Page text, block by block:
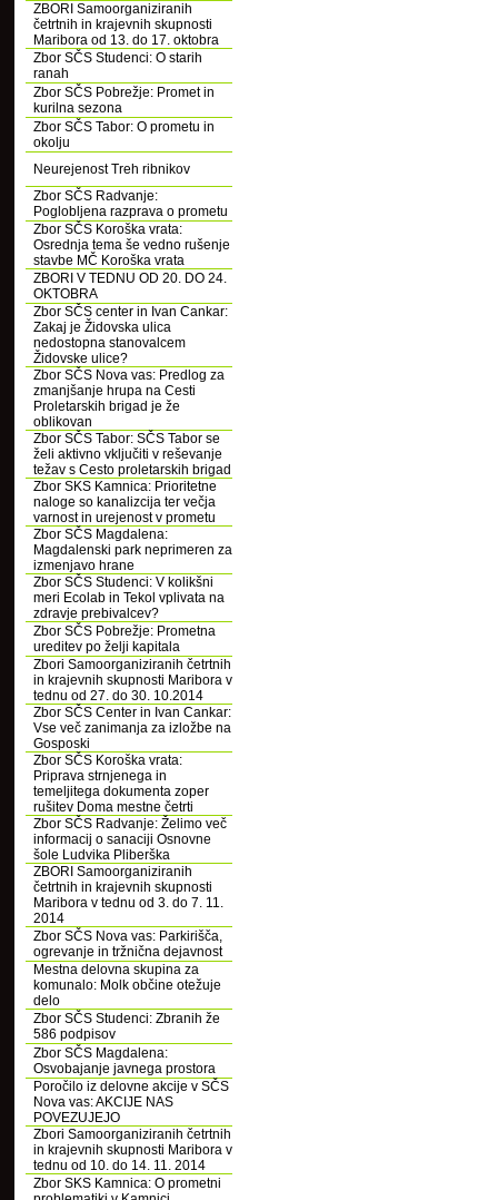
ZBORI Samoorganiziranih
četrtnih in krajevnih skupnosti
Maribora od 13. do 17. oktobra
Zbor SČS Studenci: O starih
ranah
Zbor SČS Pobrežje: Promet in
kurilna sezona
Zbor SČS Tabor: O prometu in
okolju
Neurejenost Treh ribnikov
Zbor SČS Radvanje:
Poglobljena razprava o prometu
Zbor SČS Koroška vrata:
Osrednja tema še vedno rušenje
stavbe MČ Koroška vrata
ZBORI V TEDNU OD 20. DO 24.
OKTOBRA
Zbor SČS center in Ivan Cankar:
Zakaj je Židovska ulica
nedostopna stanovalcem
Židovske ulice?
Zbor SČS Nova vas: Predlog za
zmanjšanje hrupa na Cesti
Proletarskih brigad je že
oblikovan
Zbor SČS Tabor: SČS Tabor se
želi aktivno vključiti v reševanje
težav s Cesto proletarskih brigad
Zbor SKS Kamnica: Prioritetne
naloge so kanalizcija ter večja
varnost in urejenost v prometu
Zbor SČS Magdalena:
Magdalenski park neprimeren za
izmenjavo hrane
Zbor SČS Studenci: V kolikšni
meri Ecolab in Tekol vplivata na
zdravje prebivalcev?
Zbor SČS Pobrežje: Prometna
ureditev po želji kapitala
Zbori Samoorganiziranih četrtnih
in krajevnih skupnosti Maribora v
tednu od 27. do 30. 10.2014
Zbor SČS Center in Ivan Cankar:
Vse več zanimanja za izložbe na
Gosposki
Zbor SČS Koroška vrata:
Priprava strnjenega in
temeljitega dokumenta zoper
rušitev Doma mestne četrti
Zbor SČS Radvanje: Želimo več
informacij o sanaciji Osnovne
šole Ludvika Pliberška
ZBORI Samoorganiziranih
četrtnih in krajevnih skupnosti
Maribora v tednu od 3. do 7. 11.
2014
Zbor SČS Nova vas: Parkirišča,
ogrevanje in tržnična dejavnost
Mestna delovna skupina za
komunalo: Molk občine otežuje
delo
Zbor SČS Studenci: Zbranih že
586 podpisov
Zbor SČS Magdalena:
Osvobajanje javnega prostora
Poročilo iz delovne akcije v SČS
Nova vas: AKCIJE NAS
POVEZUJEJO
Zbori Samoorganiziranih četrtnih
in krajevnih skupnosti Maribora v
tednu od 10. do 14. 11. 2014
Zbor SKS Kamnica: O prometni